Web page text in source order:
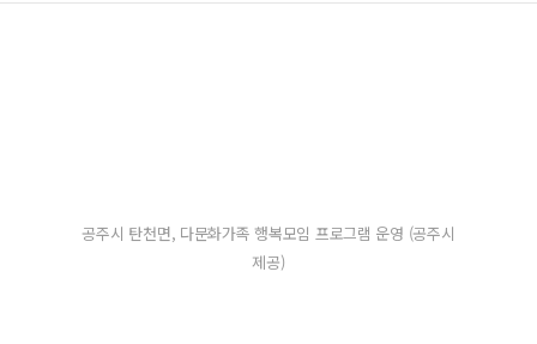
공주시 탄천면, 다문화가족 행복모임 프로그램 운영 (공주시
제공)